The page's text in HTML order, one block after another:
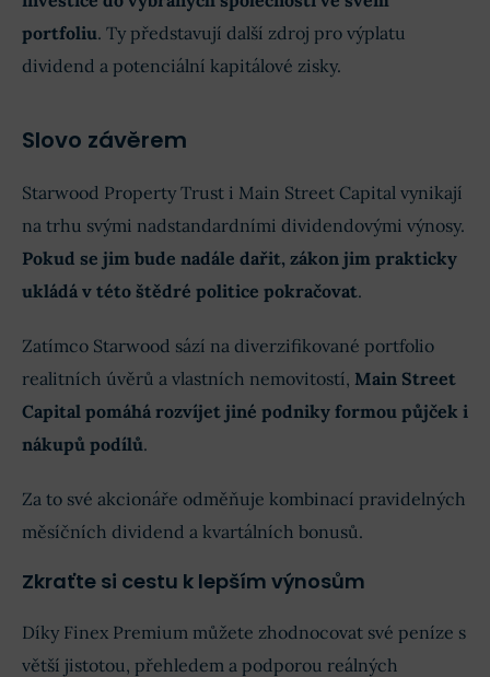
portfoliu. Ty představují další zdroj pro výplatu
dividend a potenciální kapitálové zisky.
Slovo závěrem
Starwood Property Trust i Main Street Capital vynikají
na trhu svými nadstandardními dividendovými výnosy.
Pokud se jim bude nadále dařit, zákon jim prakticky
ukládá v této štědré politice pokračovat.
Zatímco Starwood sází na diverzifikované portfolio
realitních úvěrů a vlastních nemovitostí, Main Street
Capital pomáhá rozvíjet jiné podniky formou půjček i
nákupů podílů.
Za to své akcionáře odměňuje kombinací pravidelných
měsíčních dividend a kvartálních bonusů.
Zkraťte si cestu k lepším výnosům
Díky Finex Premium můžete zhodnocovat své peníze s
větší jistotou, přehledem a podporou reálných